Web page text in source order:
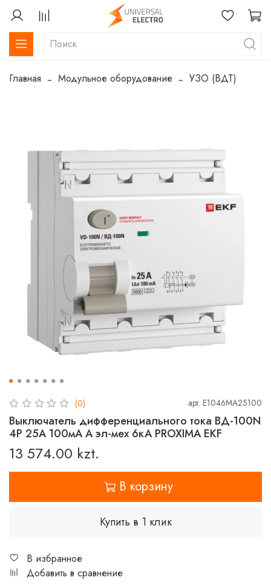
Главная Модульное оборудование УЗО (ВДТ)
(0) арт. E1046MA25100
Выключатель дифференциального тока ВД-100N
4P 25А 100мА A эл-мех 6кА PROXIMA EKF
13 574.00 kzt.
В корзину
Купить в 1 клик
В избранное
Добавить в сравнение